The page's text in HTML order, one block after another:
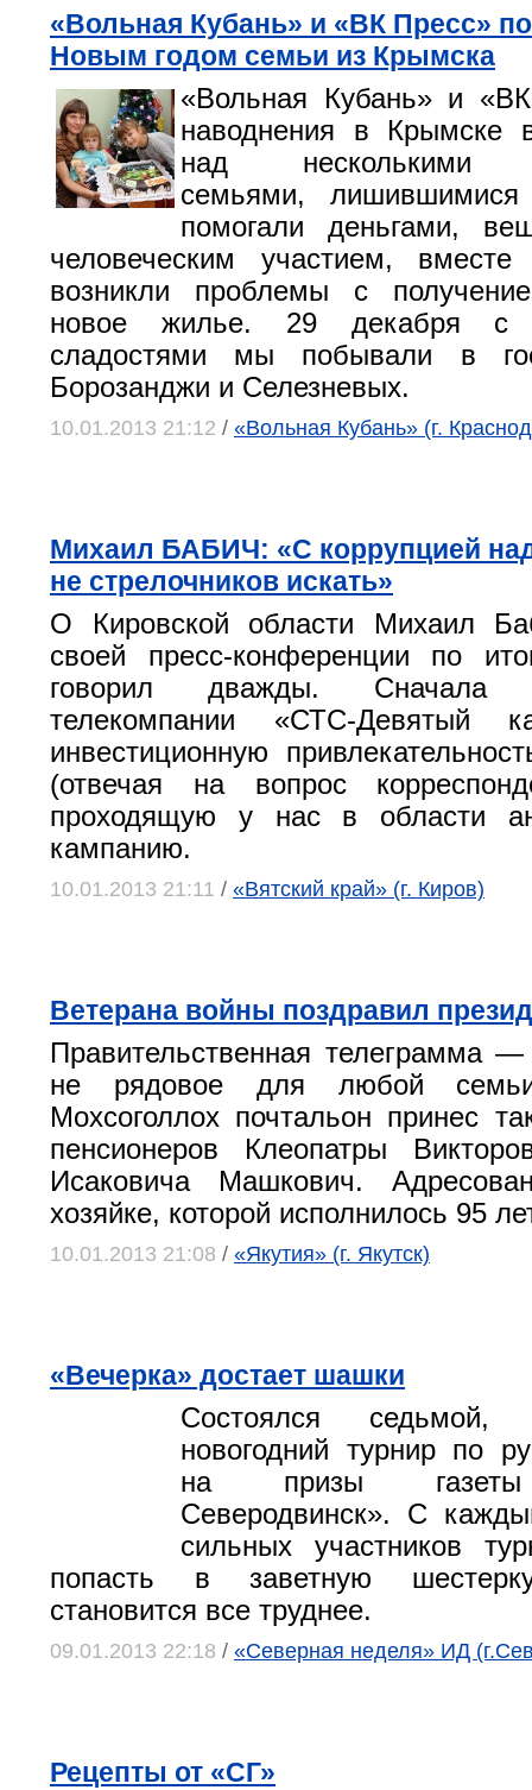
«Вольная Кубань» и «ВК Пресс»
Новым годом семьи из Крымска
«Вольная Кубань» и
наводнения в Крымске
над несколькими
семьями,
помогали деньгами,
человеческим участием, вместе
возникли проблемы с
новое жилье. 29 декабря с
сладостями мы побывали в
Борозанджи и Селезневых.
10.01.2013 21:12 / «Вольная Кубань» (г.
Михаил БАБИЧ: «С коррупцией
не стрелочников искать»
О Кировской области Михаил
своей пресс-конференции по
говорил дважды. Сначала
телекомпании «СТС-Девятый
инвестиционную
(отвечая на вопрос
проходящую у нас в области
кампанию.
10.01.2013 21:11 / «Вятский край» (г. Киров)
Ветерана войны поздравил
Правительственная телеграмма
не рядовое для любой
Мохсоголлох почтальон принес
пенсионеров Клеопатры
Исаковича Машкович.
хозяйке, которой исполнилось 95
10.01.2013 21:08 / «Якутия» (г. Якутск)
«Вечерка» достает шашки
Состоялся седьмой,
новогодний турнир по
на призы газеты
Северодвинск». С
сильных участников
попасть в заветную
становится все труднее.
09.01.2013 22:18 / «Северная неделя» ИД
Рецепты от «СГ»